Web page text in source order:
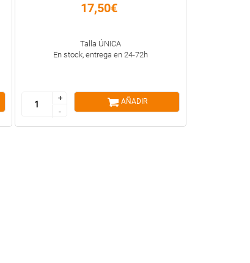
17,50€
Talla ÚNICA
En stock, entrega en 24-72h
+
-
+
-
AÑADIR